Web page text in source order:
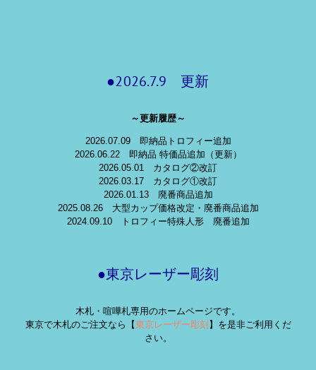
●2026.7.9 更新
～更新履歴～
2026.07.09 即納品トロフィー追加
2026.06.22 即納品 特価品追加（更新）
2026.05.01 カタログ②改訂
2026.03.17 カタログ①改訂
2026.01.13 廃番商品追加
2025.08.26 大型カップ価格改定・廃番商品追加
2024.09.10 トロフィー特殊人形 廃番追加
●東京レーザー彫刻
木札・喧嘩札専用のホームページです。
東京で木札のご注文なら【東京レーザー彫刻 】を是非ご利用くだ
さい。